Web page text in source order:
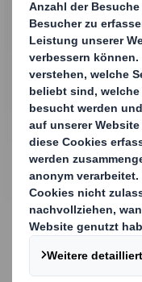
Die
Schutz
Jede für neue
gegen Feuchtigkeit
den Kartoffeln
Acker beim
Verpackung
„DS Smith ist für die
Barrieretechnologie
lange mit ihnen